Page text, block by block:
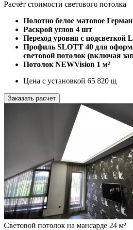
Расчёт стоимости светового потолка
Полотно белое матовое
Раскрой углов 4 шт
Переход уровня с подсветкой
Профиль SLOTT 40 для
световой потолок (включая
Потолок NEWVision 1 м²
Цена с установкой 65 820 щ
Заказать расчет
Световой потолок на мансарде 24 м²